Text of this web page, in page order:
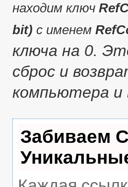
находим ключ
bit) с именем
ключа на 0.
сброс и
компьютера и
Забиваем